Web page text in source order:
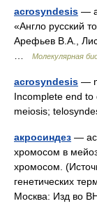
acrosyndesis —
«Англо русский
Арефьев В.А.,
Молекулярная
acrosyndesis —
Incomplete end
meiosis;
акросиндез —
хромосом в
хромосом.
генетических
Москва: Изд во